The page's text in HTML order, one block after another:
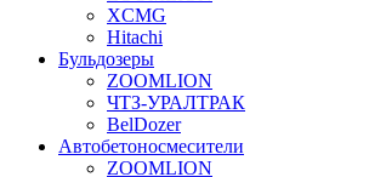
XCMG
Hitachi
Бульдозеры
ZOOMLION
ЧТЗ-УРАЛТРАК
BelDozer
Автобетоносмесители
ZOOMLION